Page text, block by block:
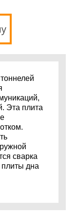
Эта плита
сварка
плиты дна